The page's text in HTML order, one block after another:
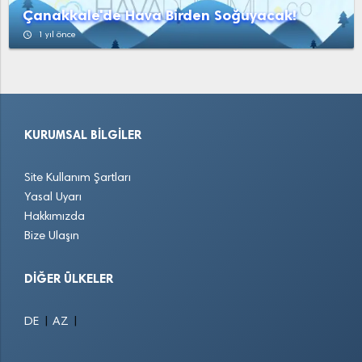
Çanakkale'de Hava Birden Soğuyacak!
access_time 1 yıl önce
KURUMSAL BILGILER
Site Kullanım Şartları
Yasal Uyarı
Hakkımızda
Bize Ulaşın
DIĞER ÜLKELER
DE AZ